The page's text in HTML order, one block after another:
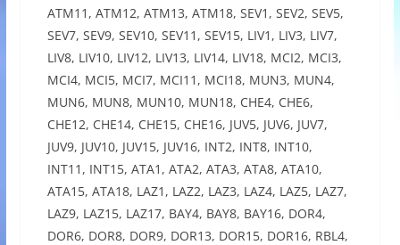
ATM11, ATM12, ATM13, ATM18, SEV1, SEV2, SEV5,
SEV7, SEV9, SEV10, SEV11, SEV15, LIV1, LIV3, LIV7,
LIV8, LIV10, LIV12, LIV13, LIV14, LIV18, MCI2, MCI3,
MCI4, MCI5, MCI7, MCI11, MCI18, MUN3, MUN4,
MUN6, MUN8, MUN10, MUN18, CHE4, CHE6,
CHE12, CHE14, CHE15, CHE16, JUV5, JUV6, JUV7,
JUV9, JUV10, JUV15, JUV16, INT2, INT8, INT10,
INT11, INT15, ATA1, ATA2, ATA3, ATA8, ATA10,
ATA15, ATA18, LAZ1, LAZ2, LAZ3, LAZ4, LAZ5, LAZ7,
LAZ9, LAZ15, LAZ17, BAY4, BAY8, BAY16, DOR4,
DOR6, DOR8, DOR9, DOR13, DOR15, DOR16, RBL4,